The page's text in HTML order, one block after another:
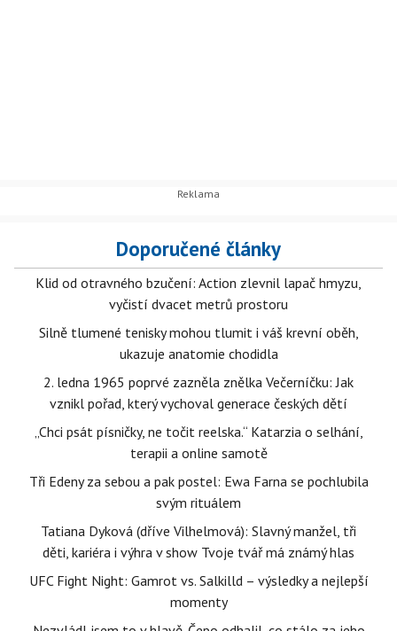
Doporučené články
Klid od otravného bzučení: Action zlevnil lapač hmyzu,
vyčistí dvacet metrů prostoru
Silně tlumené tenisky mohou tlumit i váš krevní oběh,
ukazuje anatomie chodidla
2. ledna 1965 poprvé zazněla znělka Večerníčku: Jak
vznikl pořad, který vychoval generace českých dětí
„Chci psát písničky, ne točit reelska.“ Katarzia o selhání,
terapii a online samotě
Tři Edeny za sebou a pak postel: Ewa Farna se pochlubila
svým rituálem
Tatiana Dyková (dříve Vilhelmová): Slavný manžel, tři
děti, kariéra i výhra v show Tvoje tvář má známý hlas
UFC Fight Night: Gamrot vs. Salkilld – výsledky a nejlepší
momenty